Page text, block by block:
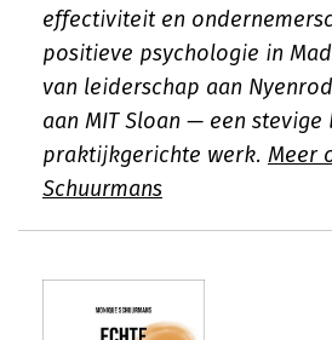
effectiviteit en
positieve psychologie in
van leiderschap aan
aan MIT Sloan — een
praktijkgerichte werk. Meer
Schuurmans